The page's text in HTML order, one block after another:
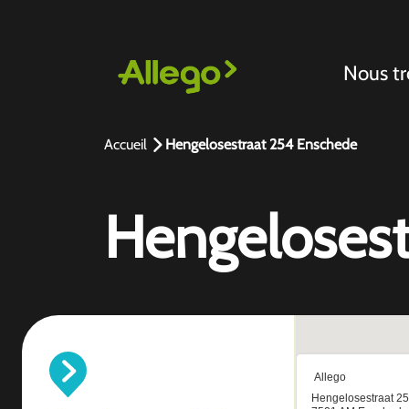
Nous
Accueil Hengelosestraat 254 Enschede